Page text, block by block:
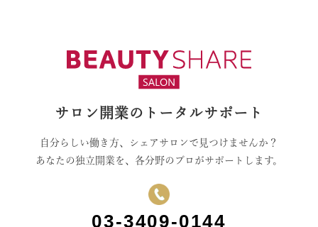
サロン開業のトータルサポート
自分らしい働き方、シェアサロンで見つけませんか？
あなたの独立開業を、各分野のプロがサポートします。
03-3409-0144